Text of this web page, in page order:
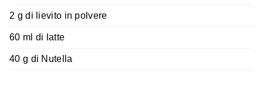
2 g di lievito in polvere
60 ml di latte
40 g di Nutella